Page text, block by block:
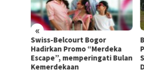
«
Swiss-Belcourt Bogor
Hadirkan Promo “Merdeka
Escape”, memperingati Bulan
Kemerdekaan